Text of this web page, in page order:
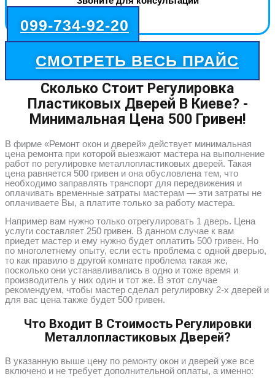
099-734-92-20
СМОТРЕТЬ ВЕСЬ ПРАЙС
Сколько Стоит Регулировка
Пластиковых Дверей В Киеве? -
Минимальная Цена 500 Гривен!
В фирме «Ремонт окон и дверей» действует минимальная
цена ремонта при которой выезжают мастера на выполнение
работ по регулировке металлопластиковых дверей. Такая
цена равняется 500 гривен и она обусловлена тем, что
необходимо заправлять транспорт для передвижения и
оплачивать временные затраты мастерам — эти затраты не
оплачиваете Вы, а платите только за работу мастера.
Например вам нужно только отрегулировать 1 дверь. Цена
услуги составляет 250 гривен. В данном случае к вам
приедет мастер и ему нужно будет оплатить 500 гривен. Но
по многолетнему опыту, если есть проблема с одной дверью,
то как правило в другой комнате проблема такая же,
посколько они устанавливались в одно и тоже время и
производитель у них один и тот же. В этот случае
рекомендуем, чтобы мастер сделал регулировку 2-х дверей и
для вас цена также будет 500 гривен.
Что Входит В Стоимость Регулировки
Металлопластиковых Дверей?
В указанную выше цену по ремонту окон и дверей уже все
включено и не требует дополнительной оплаты, а именно: